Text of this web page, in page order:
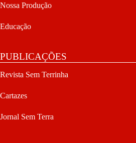
Nossa Produção
Educação
PUBLICAÇÕES
Revista Sem Terrinha
Cartazes
Jornal Sem Terra